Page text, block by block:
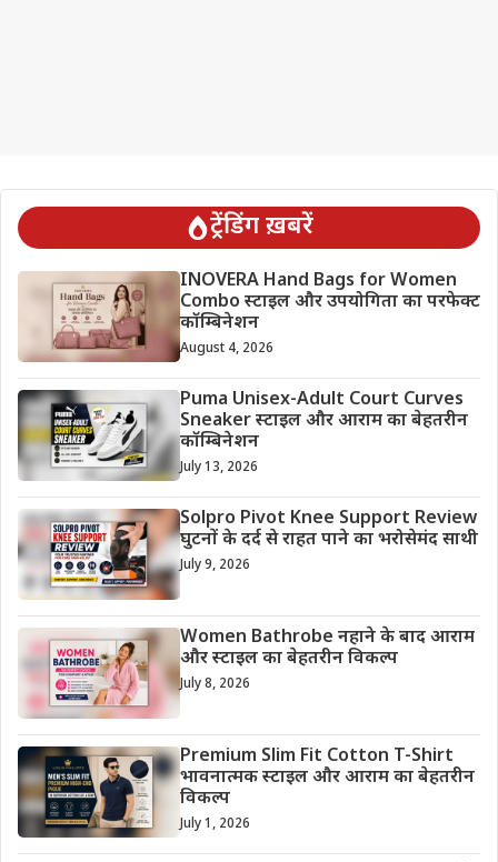
ट्रेंडिंग ख़बरें
INOVERA Hand Bags for Women
Combo स्टाइल और उपयोगिता का परफेक्ट
कॉम्बिनेशन
August 4, 2026
Puma Unisex-Adult Court Curves
Sneaker स्टाइल और आराम का बेहतरीन
कॉम्बिनेशन
July 13, 2026
Solpro Pivot Knee Support Review
घुटनों के दर्द से राहत पाने का भरोसेमंद साथी
July 9, 2026
Women Bathrobe नहाने के बाद आराम
और स्टाइल का बेहतरीन विकल्प
July 8, 2026
Premium Slim Fit Cotton T-Shirt
भावनात्मक स्टाइल और आराम का बेहतरीन
विकल्प
July 1, 2026